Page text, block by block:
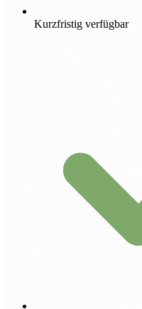
Kurzfristig verfügbar